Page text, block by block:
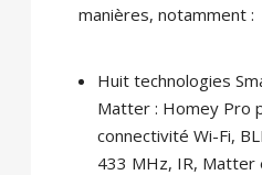
manières, notamment :
Huit technologies
Matter : Homey Pro
connectivité Wi-Fi,
433 MHz, IR, Matter